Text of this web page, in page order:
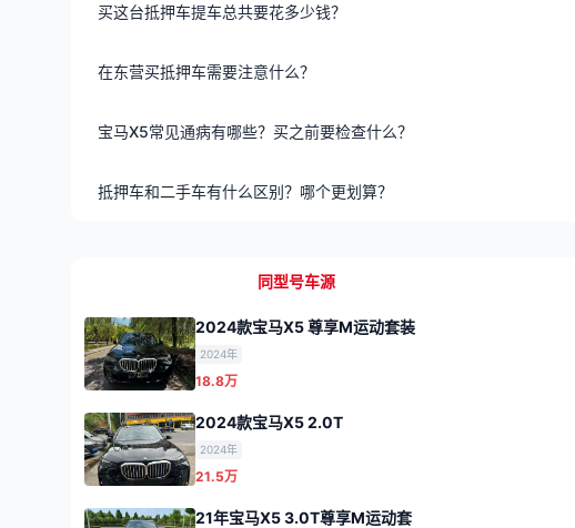
买这台抵押车提车总共要花多少钱？
在东营买抵押车需要注意什么？
宝马X5常见通病有哪些？买之前要检查什么？
抵押车和二手车有什么区别？哪个更划算？
同型号车源
2024款宝马X5 尊享M运动套装
2024年
18.8万
2024款宝马X5 2.0T
2024年
21.5万
21年宝马X5 3.0T尊享M运动套